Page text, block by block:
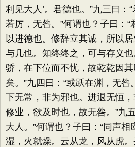
利见大人’。君德也。”九三曰：
若厉，无咎。”何谓也？子曰：
以进德也。修辞立其诚，所以
与几也。知终终之，可与存义
骄，在下位而不忧，故乾乾因
矣。”九四曰：“或跃在渊，无咎
下无常，非为邪也。进退无恒
修业，欲及时也，故无咎。”九
大人。”何谓也？子曰：“同声
湿，火就燥。云从龙，风从虎